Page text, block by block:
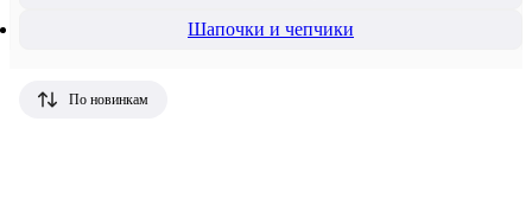
Шапочки и чепчики
По новинкам